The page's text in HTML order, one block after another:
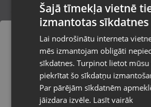
Xiaomi 13 Ultra 512GB
Liepāja, Lielā iela 4
Stāvoklis Lietots (Garantija 6 mēneši)
470.00€
€ /mēn.
Pasūtījumi tiks
izvēlēto valsti
Vietnes saturs būs attēlots
Šajā tīmekļa vietnē
izmantotas sīkdatnes
Lai nodrošinātu interneta
mēs izmantojam obligāti
sīkdatnes. Turpinot lietot
piekrītat šo sīkdatņu
Par pārējām sīkdatnēm
jāizdara izvēle. Lasīt vairāk